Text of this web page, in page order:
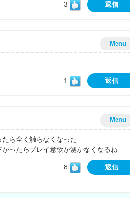
3 返信
Menu
1 返信
Menu
ら全く触らなくなった
ったらプレイ意欲が湧かなくなるね
8 返信